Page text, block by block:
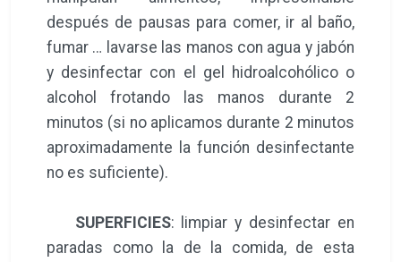
después de pausas para comer, ir al baño,
fumar … lavarse las manos con agua y jabón
y desinfectar con el gel hidroalcohólico o
alcohol frotando las manos durante 2
minutos (si no aplicamos durante 2 minutos
aproximadamente la función desinfectante
no es suficiente).
SUPERFICIES: limpiar y desinfectar en
paradas como la de la comida, de esta